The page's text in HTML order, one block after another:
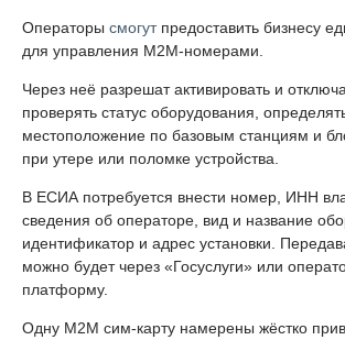
Операторы смогутпредоставить бизнесу
для управления M2M-номерами.
Через неё разрешат активировать и
проверять статус оборудования,
местоположение по базовым станциям и
при утере или поломке устройства.
В ЕСИА потребуется внести номер, ИНН
сведения об операторе, вид и название
идентификатор и адрес установки.
можно будет через «Госуслуги» или
платформу.
Одну M2M сим-карту намерены жёстко